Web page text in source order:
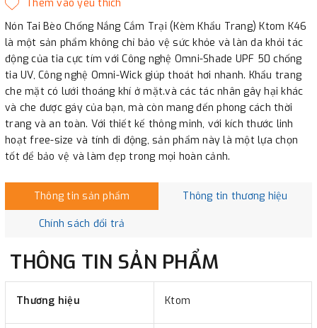
Nón Tai Bèo Chống Nắng Cắm Trại (Kèm Khẩu Trang) Ktom K46
là một sản phẩm không chỉ bảo vệ sức khỏe và làn da khỏi tác
động của tia cực tím với Công nghệ Omni-Shade UPF 50 chống
tia UV, Công nghệ Omni-Wick giúp thoát hơi nhanh. Khẩu trang
che mặt có lưới thoáng khí ở mặt.và các tác nhân gây hại khác
và che được gáy của bạn, mà còn mang đến phong cách thời
trang và an toàn. Với thiết kế thông minh, với kích thước linh
hoạt free-size và tính di động, sản phẩm này là một lựa chọn
tốt để bảo vệ và làm đẹp trong mọi hoàn cảnh.
Thông tin sản phẩm Thông tin thương hiệu
Chính sách đổi trả
THÔNG TIN SẢN PHẨM
Thương hiệu Ktom